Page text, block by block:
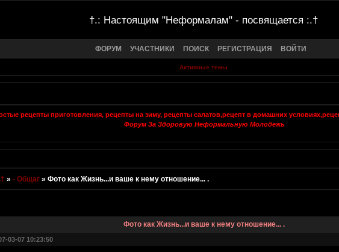
†.: Настоящим "Неформалам" - посвящается :.†
ФОРУМ УЧАСТНИКИ ПОИСК РЕГИСТРАЦИЯ ВОЙТИ
Активные темы
Форум За Здоровую Неформальную Молодежь
»- Общаг »Фото как Жизнь...и ваше к нему отношение... .
Фото как Жизнь...и ваше к нему отношение... .
03-07 10:23:50